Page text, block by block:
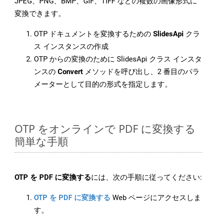
変換できます。
OTP ドキュメントを変換するための SlidesApi クラ
ス インスタンスの作成
OTP からの変換のために SlidesApi クラス インスタ
ンスの Convert メソッドを呼び出し、2 番目のパラ
メーターとして目的の形式を指定します。
OTP をオンラインで PDF に変換する
簡単な手順
OTP を PDF に変換するには、次の手順に従ってください:
OTP を PDF に変換する Web ページにアクセスしま
す。